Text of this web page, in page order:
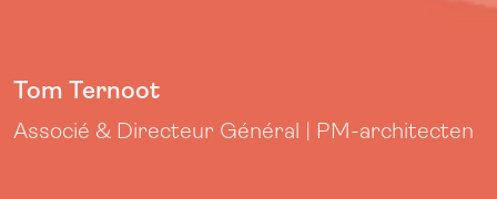
Tom Ternoot
Associé & Directeur Général | PM-architecten